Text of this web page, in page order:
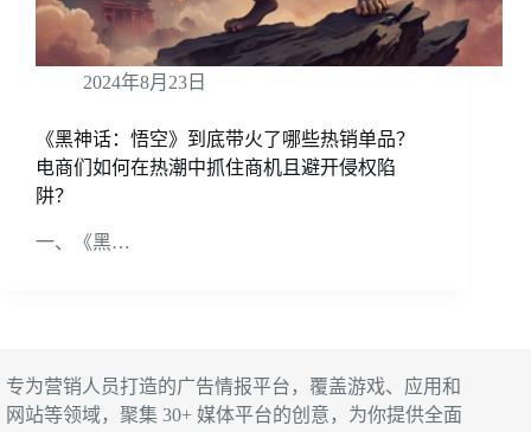
2024年8月23日
《黑神话：悟空》到底带火了哪些热销单品？
电商们如何在热潮中抓住商机且避开侵权陷
阱？
一、《黑…
专为营销人员打造的广告情报平台，覆盖游戏、应用和
网站等领域，聚集 30+ 媒体平台的创意，为你提供全面